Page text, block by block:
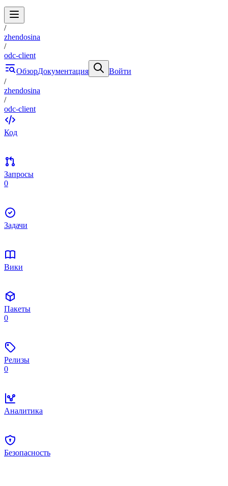
/
zhendosina
/
odc-client
ОбзорДокументация
Войти
/
zhendosina
/
odc-client
Код
Запросы
0
Задачи
Вики
Пакеты
0
Релизы
0
Аналитика
Безопасность